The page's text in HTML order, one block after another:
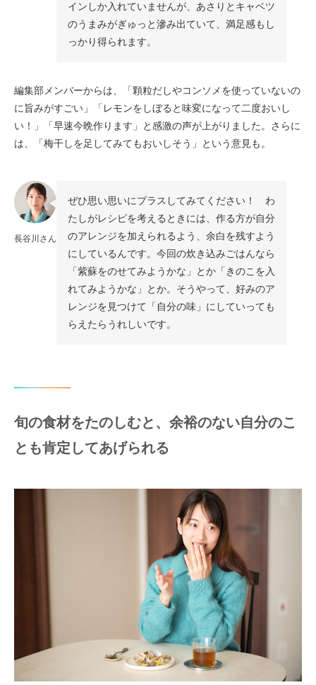
インしか入れていませんが、あさりとキャベツ
のうまみがぎゅっと滲み出ていて、満足感もし
っかり得られます。
編集部メンバーからは、「顆粒だしやコンソメを使っていないの
に旨みがすごい」「レモンをしぼると味変になって二度おいし
い！」「早速今晩作ります」と感激の声が上がりました。さらに
は、「梅干しを足してみてもおいしそう」という意見も。
長谷川さん
ぜひ思い思いにプラスしてみてください！ わ
たしがレシピを考えるときには、作る方が自分
のアレンジを加えられるよう、余白を残すよう
にしているんです。今回の炊き込みごはんなら
「紫蘇をのせてみようかな」とか「きのこを入
れてみようかな」とか。そうやって、好みのア
レンジを見つけて「自分の味」にしていっても
らえたらうれしいです。
旬の食材をたのしむと、余裕のない自分のこ
とも肯定してあげられる